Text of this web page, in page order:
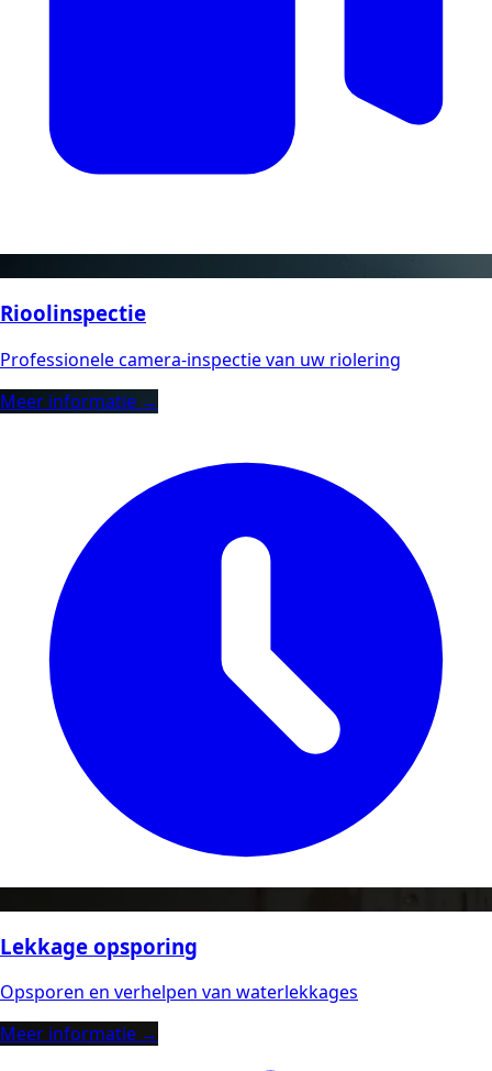
Rioolinspectie
Professionele camera-inspectie van uw riolering
Meer informatie →
Lekkage opsporing
Opsporen en verhelpen van waterlekkages
Meer informatie →